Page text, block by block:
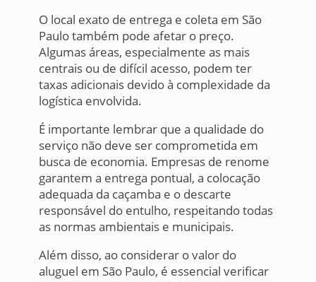
O local exato de entrega e coleta em São
Paulo também pode afetar o preço.
Algumas áreas, especialmente as mais
centrais ou de difícil acesso, podem ter
taxas adicionais devido à complexidade da
logística envolvida.
É importante lembrar que a qualidade do
serviço não deve ser comprometida em
busca de economia. Empresas de renome
garantem a entrega pontual, a colocação
adequada da caçamba e o descarte
responsável do entulho, respeitando todas
as normas ambientais e municipais.
Além disso, ao considerar o valor do
aluguel em São Paulo, é essencial verificar